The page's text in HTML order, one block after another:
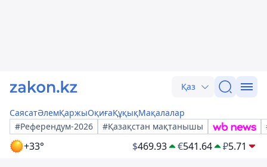
Қаз
СаясатӘлемҚаржыОқиғаҚұқықМақалалар
#Референдум-2026
#Қазақстан мақтанышы
+33° $469.93 €541.64 ₽5.71